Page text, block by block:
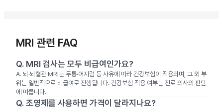
MRI 관련 FAQ
Q. MRI 검사는 모두 비급여인가요?
A. 뇌·뇌혈관 MRI는 두통·어지럼 등 사유에 따라 건강보험이 적용되며, 그 외 부
위는 일반적으로 비급여로 진행됩니다. 건강보험 적용 여부는 진료 의사의 판단
에 따릅니다.
Q. 조영제를 사용하면 가격이 달라지나요?